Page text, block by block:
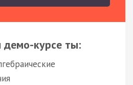
демо-курсе ты: